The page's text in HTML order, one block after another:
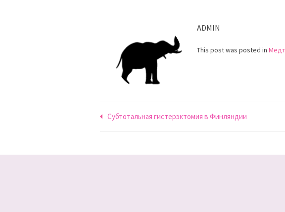
ADMIN
This post was posted in
Навигация
Субтотальная гистерэктомия в Финляндии